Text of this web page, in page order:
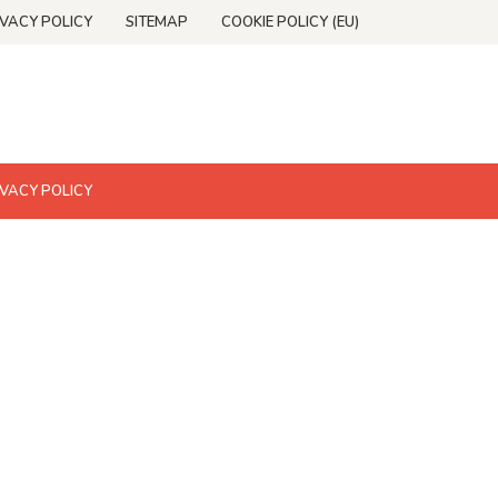
POLICY SITEMAP COOKIE POLICY (EU)
POLICY